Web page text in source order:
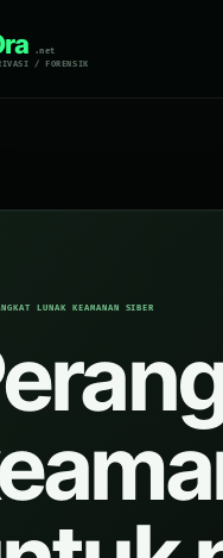
.net
/ FORENSIK
LUNAK KEAMANAN SIBER